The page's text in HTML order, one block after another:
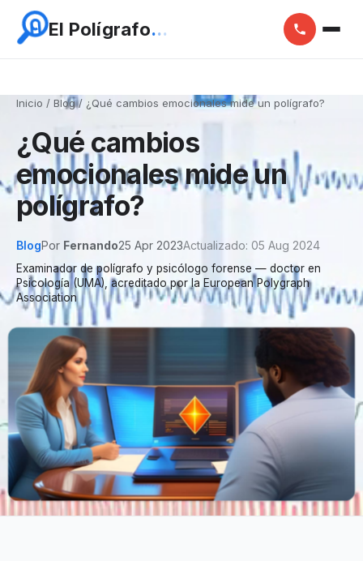
El Polígrafo...
Inicio / Blog/ ¿Qué cambios emocionales mide un polígrafo?
¿Qué cambios
emocionales mide un
polígrafo?
BlogPor Fernando25 Apr 2023Actualizado: 05 Aug 2024
Examinador de polígrafo y psicólogo forense — doctor en
Psicología (UMA), acreditado por la European Polygraph
Association